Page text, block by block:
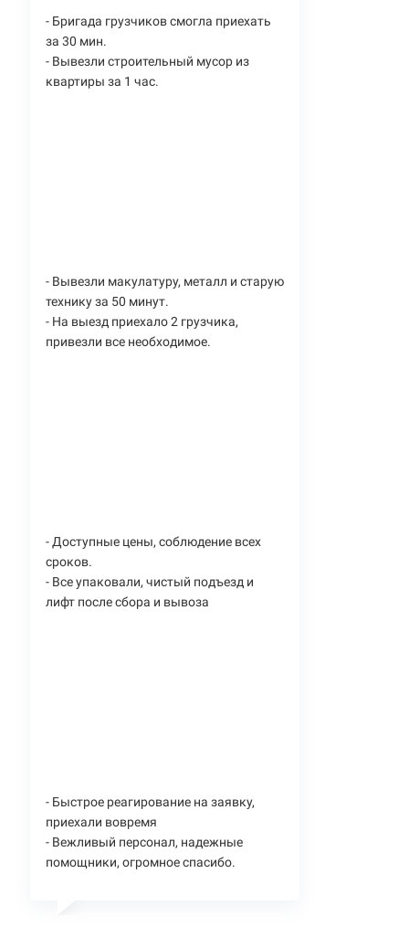
- Бригада грузчиков смогла приехать
за 30 мин.
- Вывезли строительный мусор из
квартиры за 1 час.
- Вывезли макулатуру, металл и старую
технику за 50 минут.
- На выезд приехало 2 грузчика,
привезли все необходимое.
- Доступные цены, соблюдение всех
сроков.
- Все упаковали, чистый подъезд и
лифт после сбора и вывоза
- Быстрое реагирование на заявку,
приехали вовремя
- Вежливый персонал, надежные
помощники, огромное спасибо.